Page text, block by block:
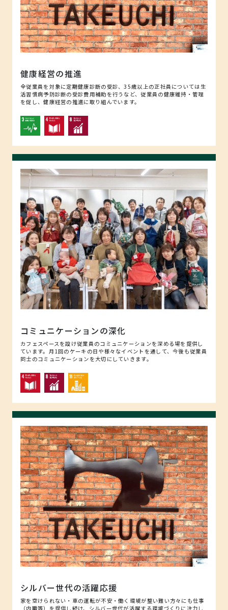
健康経営の推進
全従業員を対象に定期健康診断の受診、35歳以上の正社員については生
活習慣病予防診断の受診費用補助を行うなど、従業員の健康維持・管理
を促し、健康経営の推進に取り組んでいます。
コミュニケーションの深化
カフェスペースを設け従業員のコミュニケーションを深める場を提供し
ています。月1回のケーキの日や様々なイベントを通して、今後も従業員
同士のコミュニケーションを大切にしていきます。
シルバー世代の活躍応援
家を空けられない・車の運転が不安・働く環境が整い難い方々にも仕事
（内職等）を提供し続け、シルバー世代が活躍する環境づくりに注力し